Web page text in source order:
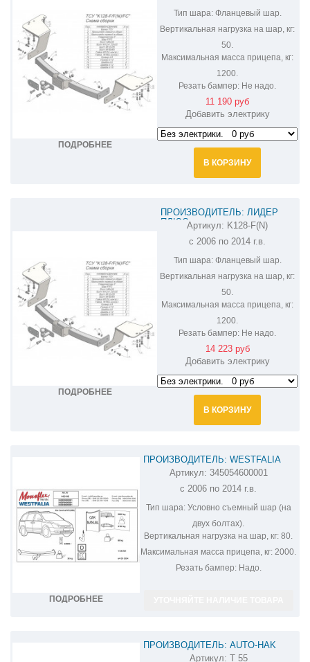
ПОДРОБНЕЕ
Тип шара:Фланцевый шар.
Вертикальная нагрузка на шар, кг:
50.
Максимальная масса прицепа, кг:
1200.
Резать бампер: Не надо.
11 190 руб
Добавить электрику
В КОРЗИНУ
ПОДРОБНЕЕ
ПРОИЗВОДИТЕЛЬ: ЛИДЕР
ПЛЮС
ФАРКОП НА KIA CARNIVAL K128-
Артикул: K128-F(N)
с 2006 по 2014 г.в.
Тип шара:Фланцевый шар.
Вертикальная нагрузка на шар, кг:
50.
Максимальная масса прицепа, кг:
1200.
Резать бампер: Не надо.
14 223 руб
Добавить электрику
В КОРЗИНУ
ПОДРОБНЕЕ
ПРОИЗВОДИТЕЛЬ: WESTFALIA
ФАРКОП НА KIA CARNIVAL
345054600001
Артикул: 345054600001
с 2006 по 2014 г.в.
Тип шара:Условно съемный шар (на
двух болтах).
Вертикальная нагрузка на шар, кг: 80.
Максимальная масса прицепа, кг: 2000.
Резать бампер:Надо.
ПРОИЗВОДИТЕЛЬ: AUTO-HAK
Артикул: T 55